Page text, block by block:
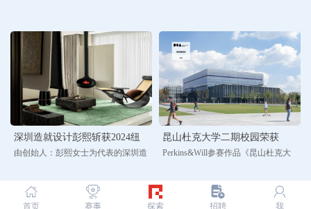
类别中获得年度Winner的杰出成就。
建筑设计类别中获得年度Winner的杰
出成就。
深圳造就设计彭熙斩获2024纽
约建筑设计奖，荣耀加冕！
由创始人：彭熙女士为代表的深圳造
与居住艺术的邂逅》在2024 NY
昆山杜克大学二期校园荣获
2024 Design Discovery
Perkins&Will参赛作品《昆山杜克大
地区的参赛作品中脱颖而出，并荣膺
首页 赛事 探索 招聘 我